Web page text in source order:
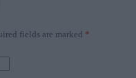
fields are marked *